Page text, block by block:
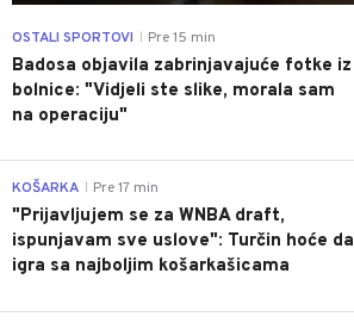
OSTALI SPORTOVI Pre 15 min
Badosa objavila zabrinjavajuće fotke iz
bolnice: "Vidjeli ste slike, morala sam
na operaciju"
KOŠARKA Pre 17 min
"Prijavljujem se za WNBA draft,
ispunjavam sve uslove": Turčin hoće da
igra sa najboljim košarkašicama